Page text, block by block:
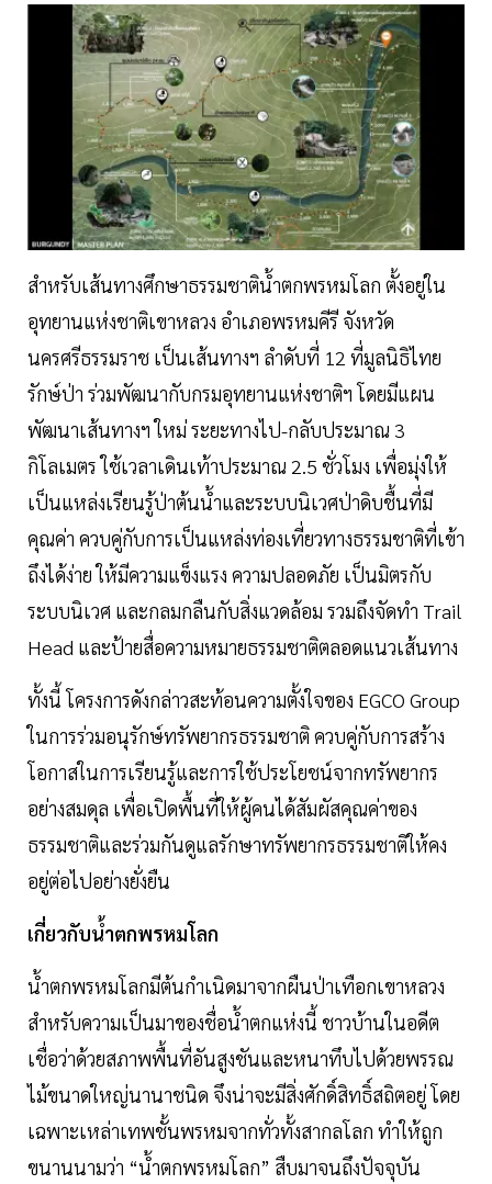
สำหรับเส้นทางศึกษาธรรมชาติน้ำตกพรหมโลก ตั้งอยู่ใน
อุทยานแห่งชาติเขาหลวง อำเภอพรหมคีรี จังหวัด
นครศรีธรรมราช เป็นเส้นทางฯ ลำดับที่ 12 ที่มูลนิธิไทย
รักษ์ป่า ร่วมพัฒนากับกรมอุทยานแห่งชาติฯ โดยมีแผน
พัฒนาเส้นทางฯ ใหม่ ระยะทางไป-กลับประมาณ 3
กิโลเมตร ใช้เวลาเดินเท้าประมาณ 2.5 ชั่วโมง เพื่อมุ่งให้
เป็นแหล่งเรียนรู้ป่าต้นน้ำและระบบนิเวศป่าดิบชื้นที่มี
คุณค่า ควบคู่กับการเป็นแหล่งท่องเที่ยวทางธรรมชาติที่เข้า
ถึงได้ง่าย ให้มีความแข็งแรง ความปลอดภัย เป็นมิตรกับ
ระบบนิเวศ และกลมกลืนกับสิ่งแวดล้อม รวมถึงจัดทำ Trail
Head และป้ายสื่อความหมายธรรมชาติตลอดแนวเส้นทาง
ทั้งนี้ โครงการดังกล่าวสะท้อนความตั้งใจของ EGCO Group
ในการร่วมอนุรักษ์ทรัพยากรธรรมชาติ ควบคู่กับการสร้าง
โอกาสในการเรียนรู้และการใช้ประโยชน์จากทรัพยากร
อย่างสมดุล เพื่อเปิดพื้นที่ให้ผู้คนได้สัมผัสคุณค่าของ
ธรรมชาติและร่วมกันดูแลรักษาทรัพยากรธรรมชาติให้คง
อยู่ต่อไปอย่างยั่งยืน
เกี่ยวกับน้ำตกพรหมโลก
น้ำตกพรหมโลกมีต้นกำเนิดมาจากผืนป่าเทือกเขาหลวง
สำหรับความเป็นมาของชื่อน้ำตกแห่งนี้ ชาวบ้านในอดีต
เชื่อว่าด้วยสภาพพื้นที่อันสูงชันและหนาทึบไปด้วยพรรณ
ไม้ขนาดใหญ่นานาชนิด จึงน่าจะมีสิ่งศักดิ์สิทธิ์สถิตอยู่ โดย
เฉพาะเหล่าเทพชั้นพรหมจากทั่วทั้งสากลโลก ทำให้ถูก
ขนานนามว่า “น้ำตกพรหมโลก” สืบมาจนถึงปัจจุบัน